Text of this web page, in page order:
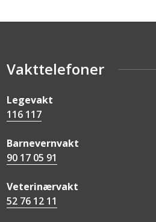
Vakttelefoner
Legevakt
116 117
Barnevernvakt
90 17 05 91
Veterinærvakt
52 76 12 11